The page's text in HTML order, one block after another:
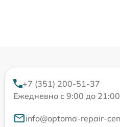
+7 (351) 200-51-37
Ежедневно с 9:00 до 21:00
info@optoma-repair-